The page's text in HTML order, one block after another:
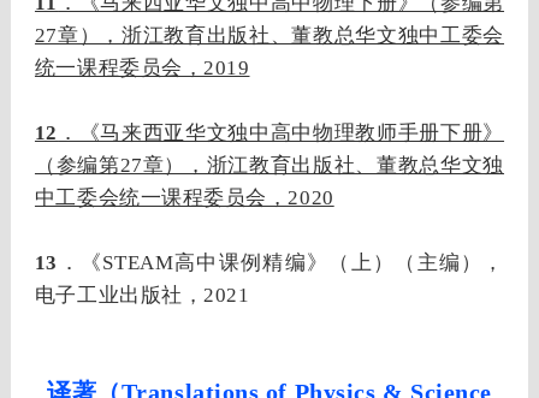
27章），浙江教育出版社、董教总华文独中工委会
统一课程委员会，2019
12 ．《马来西亚华文独中高中物理教师手册下册》
（参编第27章），浙江教育出版社、董教总华文独
中工委会统一课程委员会，2020
13 ．《STEAM高中课例精编》（上）（主编），
电子工业出版社，2021
译著（Translations of Physics & Science